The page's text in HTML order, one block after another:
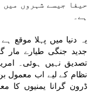
حیفا جیسے شہروں میں
ہے۔
جدید جنگی طیارے مار
تصدیق نہیں ہوئی۔
نظام کے لیے اب معمول
ڈرون گرانا یمنیوں